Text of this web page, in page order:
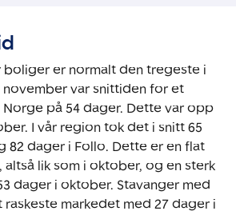
er normalt den tregeste i
var snittiden for et
på 54 dager. Dette var opp
I vår region tok det i snitt 65
dager i Follo. Dette er en flat
lik som i oktober, og en sterk
dager i oktober. Stavanger med
markedet med 27 dager i